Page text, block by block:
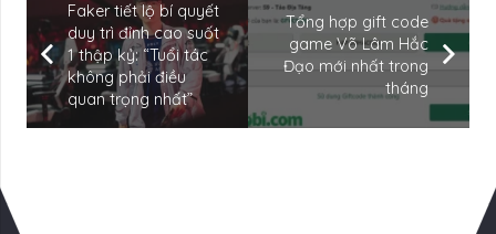
Faker tiết lộ bí quyết
duy trì đỉnh cao suốt
1 thập kỷ: “Tuổi tác
không phải điều
quan trọng nhất”
Tổng hợp gift code
game Võ Lâm Hắc
Đạo mới nhất trong
tháng